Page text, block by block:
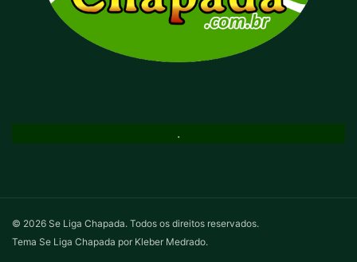
.
© 2026 Se Liga Chapada. Todos os direitos reservados.
Tema Se Liga Chapada por Kleber Medrado.